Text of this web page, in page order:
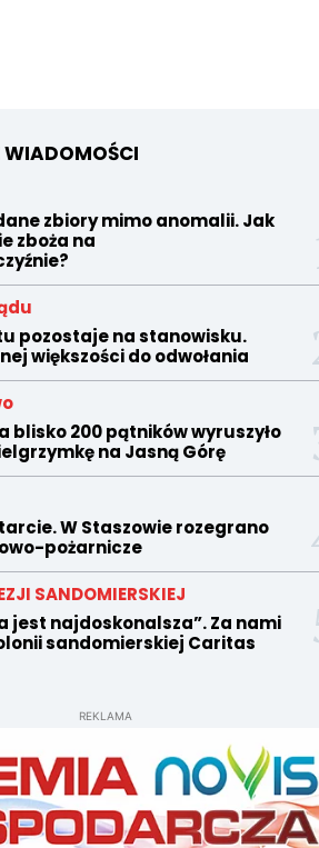
zbiory mimo anomalii. Jak
zboża na
pozostaje na stanowisku.
większości do odwołania
blisko 200 pątników wyruszyło
na Jasną Górę
W Staszowie rozegrano
pożarnicze
SANDOMIERSKIEJ
jest najdoskonalsza”. Za nami
sandomierskiej Caritas
REKLAMA